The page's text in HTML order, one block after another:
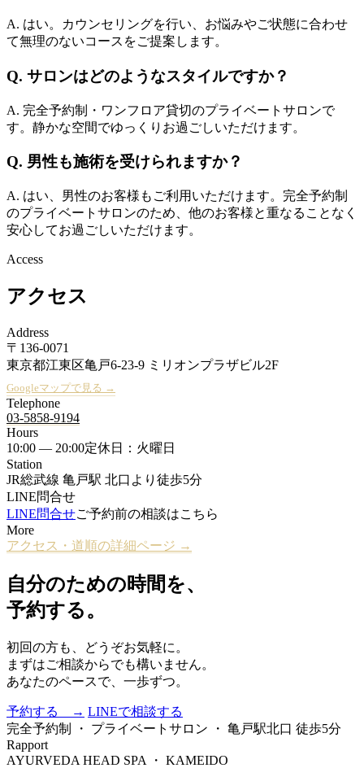
A. はい。カウンセリングを行い、お悩みやご状態に合わせ
て無理のないコースをご提案します。
Q. サロンはどのようなスタイルですか？
A. 完全予約制・ワンフロア貸切のプライベートサロンで
す。静かな空間でゆっくりお過ごしいただけます。
Q. 男性も施術を受けられますか？
A. はい、男性のお客様もご利用いただけます。完全予約制
のプライベートサロンのため、他のお客様と重なることなく
安心してお過ごしいただけます。
Access
アクセス
Address
〒136-0071
東京都江東区亀戸6-23-9 ミリオンプラザビル2F
Googleマップで見る →
Telephone
03-5858-9194
Hours
10:00 — 20:00定休日：火曜日
Station
JR総武線 亀戸駅 北口より徒歩5分
LINE問合せ
LINE問合せご予約前の相談はこちら
More
アクセス・道順の詳細ページ →
自分のための時間を、
予約する。
初回の方も、どうぞお気軽に。
まずはご相談からでも構いません。
あなたのペースで、一歩ずつ。
予約する → LINEで相談する
完全予約制 ・ プライベートサロン ・ 亀戸駅北口 徒歩5分
Rapport
AYURVEDA HEAD SPA ・ KAMEIDO